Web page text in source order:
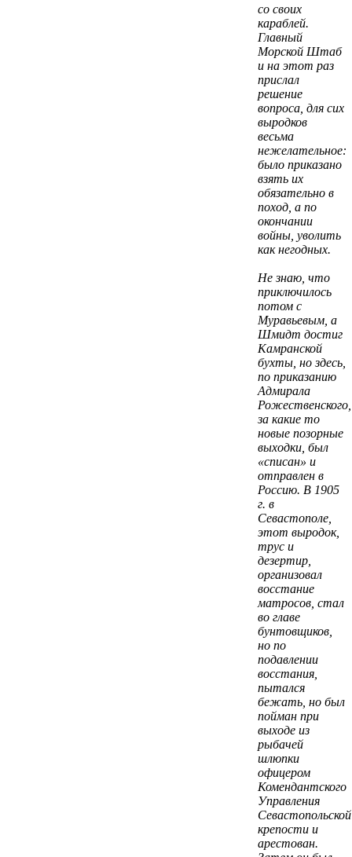
со своих
караблей.
Главный
Морской Штаб
и на этот раз
прислал
решение
вопроса, для сих
выродков
весьма
нежелательное:
было приказано
взять их
обязательно в
поход, а по
окончании
войны, уволить
как негодных.
Не знаю, что
приключилось
потом с
Муравьевым, а
Шмидт достиг
Камранской
бухты, но здесь,
по приказанию
Адмирала
Рожественского,
за какие то
новые позорные
выходки, был
«списан» и
отправлен в
Россию. В 1905
г. в
Севастополе,
этот выродок,
трус и
дезертир,
организовал
восстание
матросов, стал
во главе
бунтовщиков,
но по
подавлении
восстания,
пытался
бежать, но был
пойман при
выходе из
рыбачей
шлюпки
офицером
Комендантского
Управления
Севастопольской
крепости и
арестован.